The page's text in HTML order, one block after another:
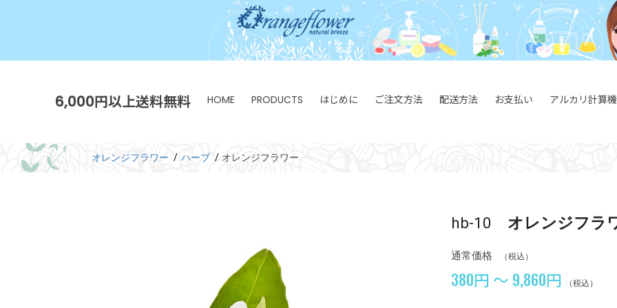
6,000円以上送料無料 HOME PRODUCTS はじめに ご注文方法 配送方法 お支払い アルカリ計算機
オレンジフラワー ハーブ オレンジフラワー
hb-10 オレンジフラ
通常価格 （税込）
380円 ～ 9,860円 （税込）